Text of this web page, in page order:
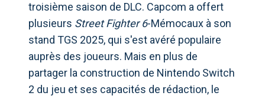
troisième saison de DLC. Capcom a offert
plusieurs Street Fighter 6-Mémocaux à son
stand TGS 2025, qui s'est avéré populaire
auprès des joueurs. Mais en plus de
partager la construction de Nintendo Switch
2 du jeu et ses capacités de rédaction, le